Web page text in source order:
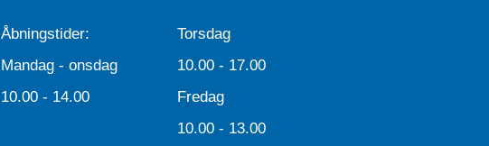
Åbningstider:
Mandag - onsdag
10.00 - 14.00
Torsdag
10.00 - 17.00
Fredag
10.00 - 13.00